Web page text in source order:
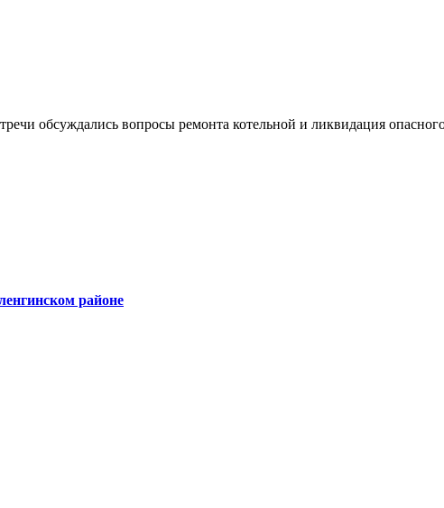
обсуждались вопросы ремонта котельной и ликвидация
районе